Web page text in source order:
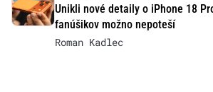
Unikli nové detaily o iPhone 18
fanúšikov možno nepoteší
Roman Kadlec